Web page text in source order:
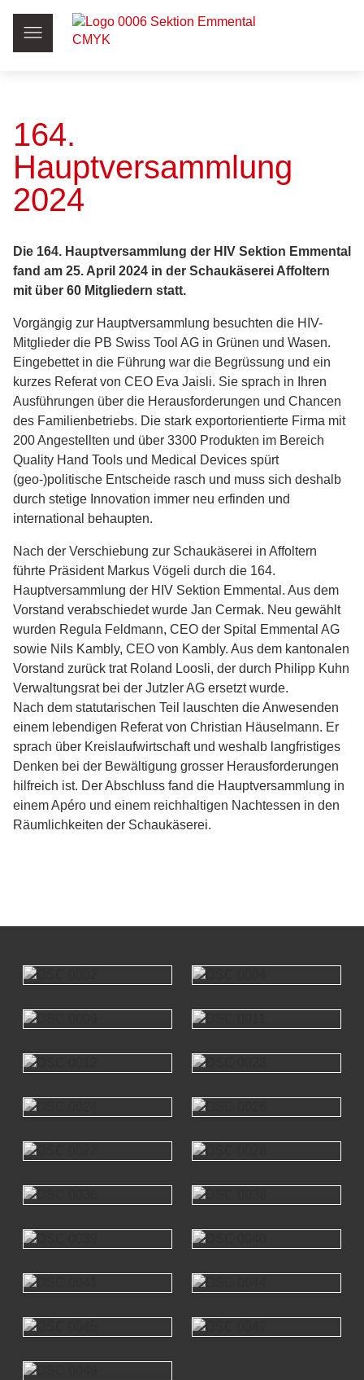
164.
Hauptversammlung
2024
Die 164. Hauptversammlung der HIV Sektion Emmental
fand am 25. April 2024 in der Schaukäserei Affoltern
mit über 60 Mitgliedern statt.
Vorgängig zur Hauptversammlung besuchten die HIV-
Mitglieder die PB Swiss Tool AG in Grünen und Wasen.
Eingebettet in die Führung war die Begrüssung und ein
kurzes Referat von CEO Eva Jaisli. Sie sprach in Ihren
Ausführungen über die Herausforderungen und Chancen
des Familienbetriebs. Die stark exportorientierte Firma mit
200 Angestellten und über 3300 Produkten im Bereich
Quality Hand Tools und Medical Devices spürt
(geo-)politische Entscheide rasch und muss sich deshalb
durch stetige Innovation immer neu erfinden und
international behaupten.
Nach der Verschiebung zur Schaukäserei in Affoltern
führte Präsident Markus Vögeli durch die 164.
Hauptversammlung der HIV Sektion Emmental. Aus dem
Vorstand verabschiedet wurde Jan Cermak. Neu gewählt
wurden Regula Feldmann, CEO der Spital Emmental AG
sowie Nils Kambly, CEO von Kambly. Aus dem kantonalen
Vorstand zurück trat Roland Loosli, der durch Philipp Kuhn
Verwaltungsrat bei der Jutzler AG ersetzt wurde.
Nach dem statutarischen Teil lauschten die Anwesenden
einem lebendigen Referat von Christian Häuselmann. Er
sprach über Kreislaufwirtschaft und weshalb langfristiges
Denken bei der Bewältigung grosser Herausforderungen
hilfreich ist. Der Abschluss fand die Hauptversammlung in
einem Apéro und einem reichhaltigen Nachtessen in den
Räumlichkeiten der Schaukäserei.